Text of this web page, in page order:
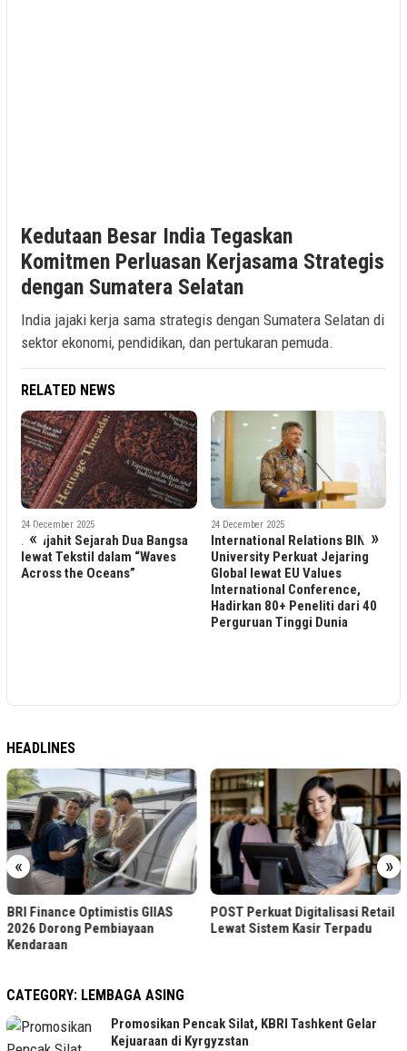
Kedutaan Besar India Tegaskan
Komitmen Perluasan Kerjasama Strategis
dengan Sumatera Selatan
India jajaki kerja sama strategis dengan Sumatera Selatan di
sektor ekonomi, pendidikan, dan pertukaran pemuda.
RELATED NEWS
« »
Dua Bangsa
“Waves
International Relations BINUS
University Perkuat Jejaring
Global lewat EU Values
International Conference,
Hadirkan 80+ Peneliti dari 40
Perguruan Tinggi Dunia
Indonesia Perkuat
Pengelolaan Air,
Pangan Yang
Melalui Peta Jalan
HEADLINES
« »
POST Perkuat Digitalisasi Retail
Lewat Sistem Kasir Terpadu
Kepastian Produksi
Topang Penerimaan
CATEGORY: LEMBAGA ASING
Promosikan Pencak Silat, KBRI Tashkent Gelar
Kejuaraan di Kyrgyzstan